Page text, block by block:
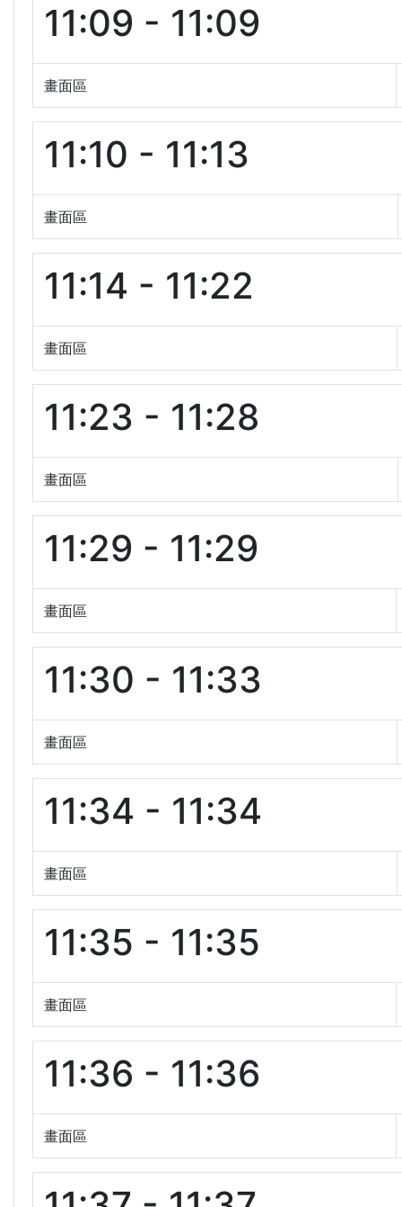
11:09 - 11:09
畫面區
11:10 - 11:13
畫面區
11:14 - 11:22
畫面區
11:23 - 11:28
畫面區
11:29 - 11:29
畫面區
11:30 - 11:33
畫面區
11:34 - 11:34
畫面區
11:35 - 11:35
畫面區
11:36 - 11:36
畫面區